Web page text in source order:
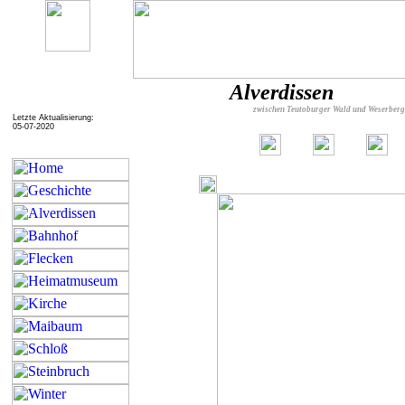
Letzte Aktualisierung:
05-07-2020
Alverdissen
zwischen Teutoburger Wald und